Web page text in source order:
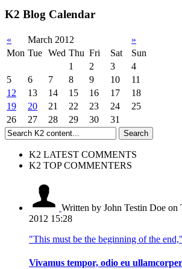
K2 Blog Calendar
« March 2012
»
Mon Tue Wed Thu Fri Sat
Sun
1
2 3
4
5
6 7 8 9 10
11
12
13 14 15 16 17
18
19
20 21 22 23 24
25
26
27 28 29 30 31
K2 LATEST COMMENTS
K2 TOP COMMENTERS
Written by John Testin Doe on
2012 15:28
"This must be the beginning of the
Vivamus tempor, odio eu ullamcorper